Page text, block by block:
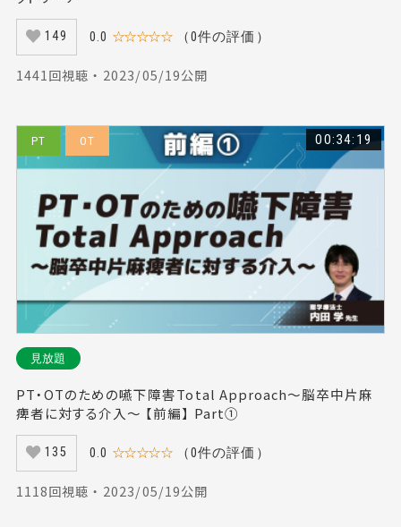
149 0.0 ☆☆☆☆☆ （0件の評価）
1441回視聴 ・ 2023/05/19公開
PT OT 00:34:19
見放題
PT・OTのための嚥下障害Total Approach～脳卒中片麻
痺者に対する介入～ 【前編】 Part①
135 0.0 ☆☆☆☆☆ （0件の評価）
1118回視聴 ・ 2023/05/19公開